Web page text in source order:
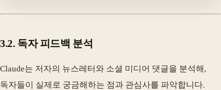
3.2. 독자 피드백 분석
Claude는 저자의 뉴스레터와 소셜 미디어 댓글을 분석해,
독자들이 실제로 궁금해하는 점과 관심사를 파악합니다.